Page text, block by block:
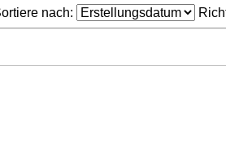
nach: